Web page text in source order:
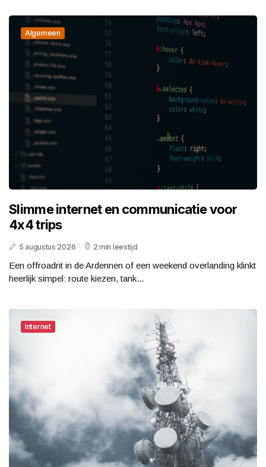
Algemeen
Slimme internet en communicatie voor
4x4 trips
5 augustus 2026 2 min leestijd
Een offroadrit in de Ardennen of een weekend overlanding klinkt
heerlijk simpel: route kiezen, tank...
Internet